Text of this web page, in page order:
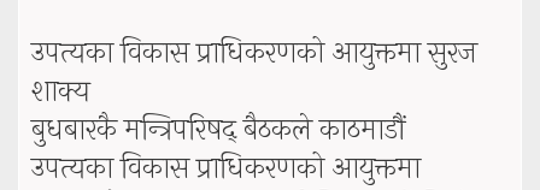
उपत्यका विकास प्राधिकरणको आयुक्तमा सुरज
शाक्य
बुधबारकै मन्त्रिपरिषद् बैठकले काठमाडौं
उपत्यका विकास प्राधिकरणको आयुक्तमा